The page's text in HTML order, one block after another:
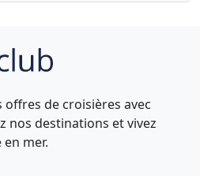
de croisières avec
nos destinations et vivez
mer.